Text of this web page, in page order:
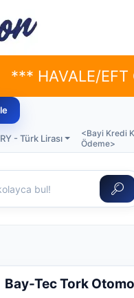
EFT
- Türk Lirası
<Bayi Kredi
Ödeme>
Bay-Tec Tork